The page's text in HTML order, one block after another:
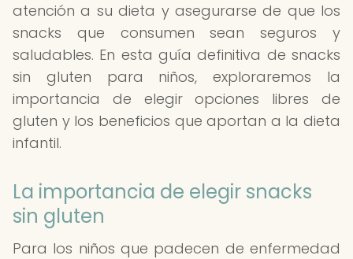
atención a su dieta y asegurarse de que los
snacks que consumen sean seguros y
saludables. En esta guía definitiva de snacks
sin gluten para niños, exploraremos la
importancia de elegir opciones libres de
gluten y los beneficios que aportan a la dieta
infantil.
La importancia de elegir snacks
sin gluten
Para los niños que padecen de enfermedad